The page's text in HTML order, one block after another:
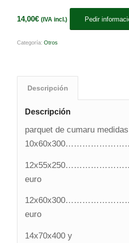
14,00€ (IVA incl.) Pedir
Categoría: Otros
Descripción
Descripción
parquet de cumaru medidas
euro
euro
14x70x400 y